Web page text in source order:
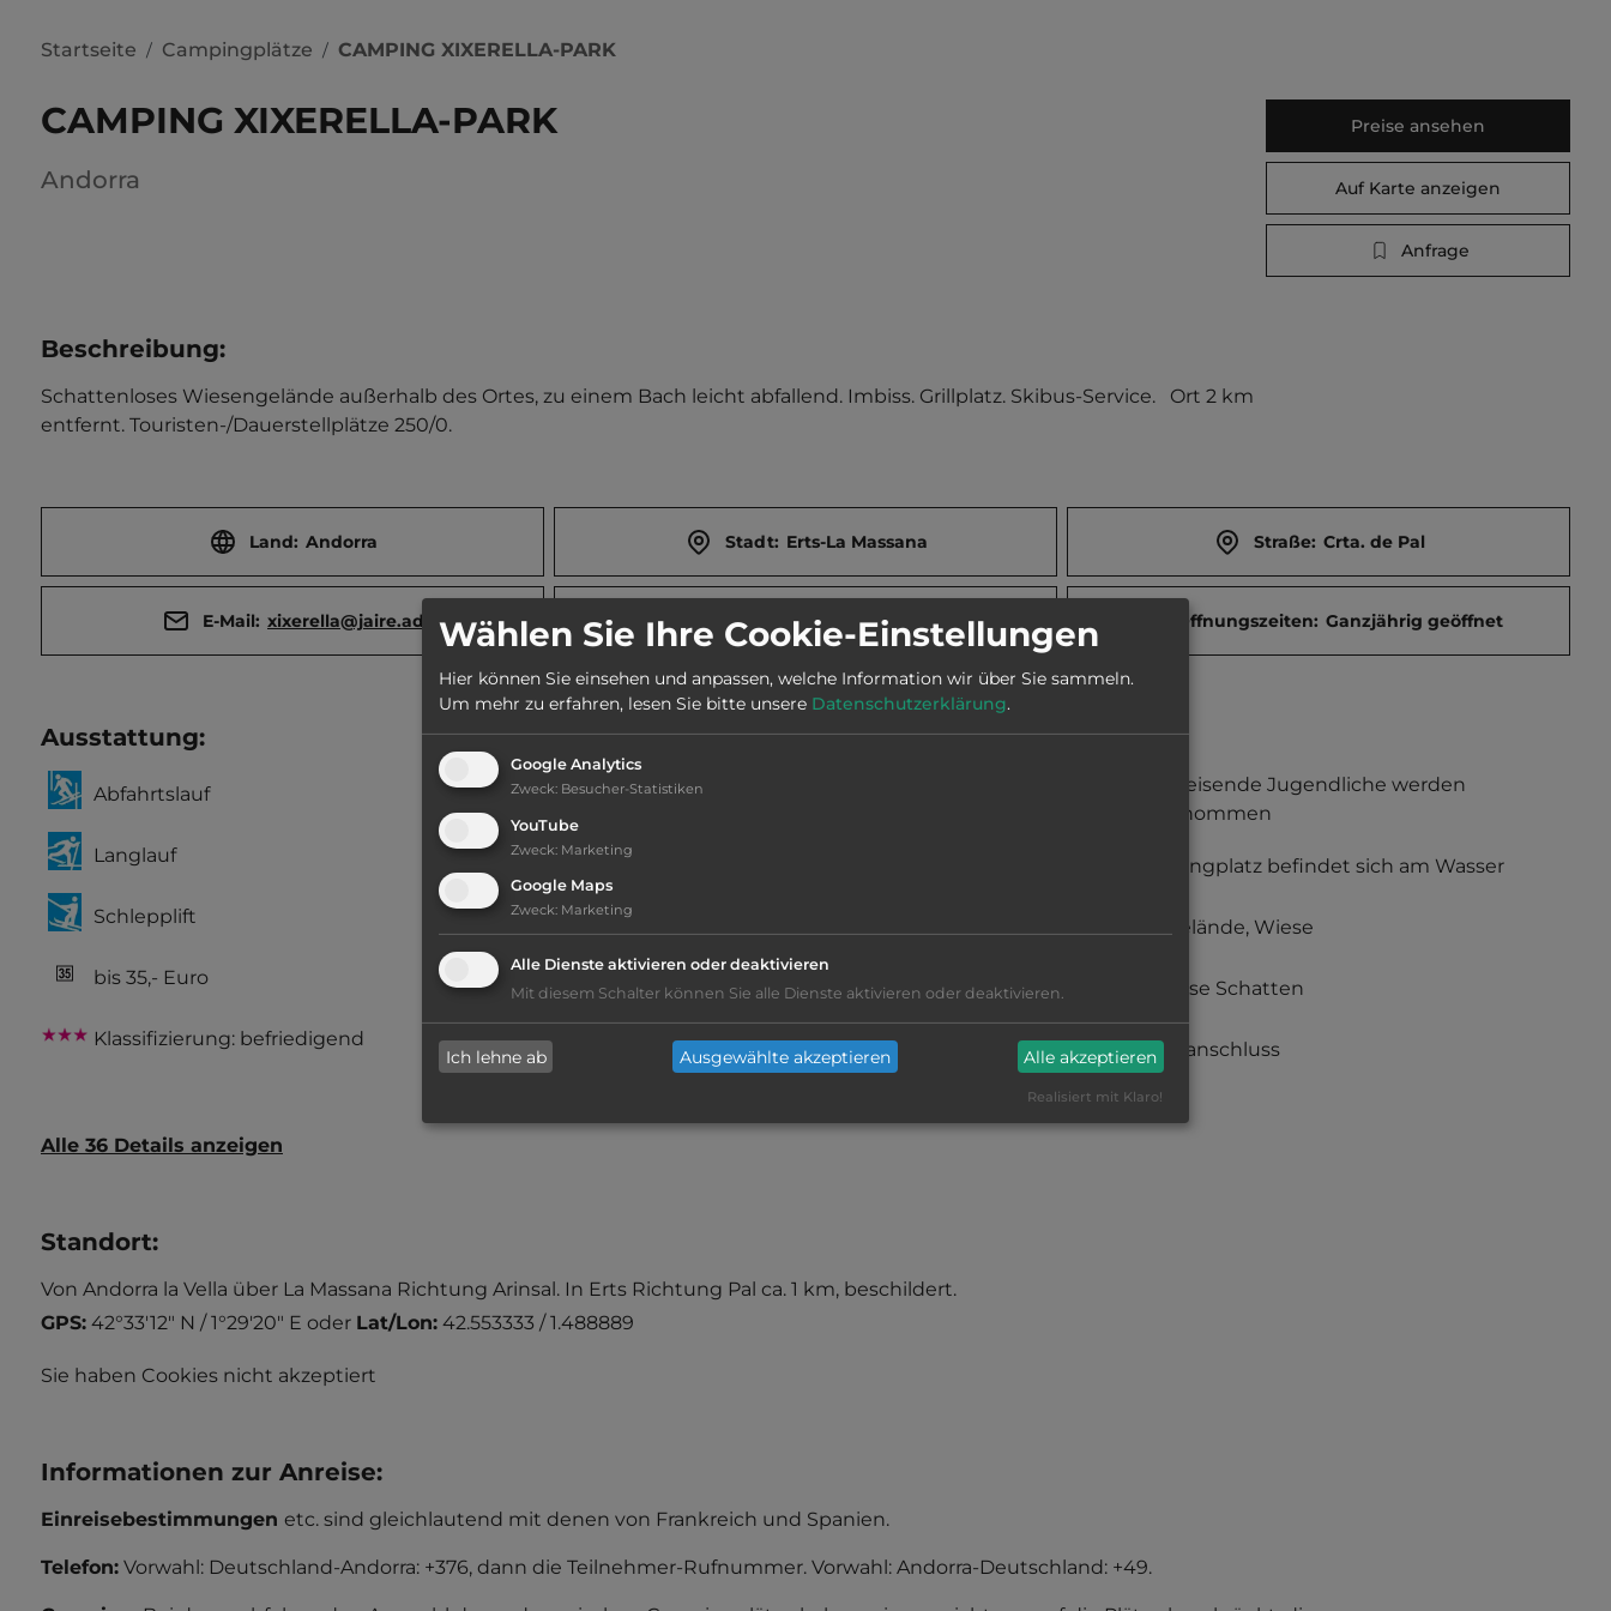
Startseite / Campingplätze / CAMPING XIXERELLA-PARK
CAMPING XIXERELLA-PARK
Andorra
Preise ansehen
Auf Karte anzeigen
Anfrage
Beschreibung:
Schattenloses Wiesengelände außerhalb des Ortes, zu einem Bach leicht abfallend. Imbiss. Grillplatz. Skibus-Service.   Ort 2 km
entfernt. Touristen-/Dauerstellplätze 250/0.
Land: Andorra Stadt: Erts-La Massana Straße: Crta. de Pal
E-Mail: xixerella@jaire.ad Fläche: 52.000m Öffnungszeiten: Ganzjährig geöffnet
Ausstattung:
Abfahrtslauf
Langlauf
Schlepplift
bis 35,- Euro
Klassifizierung: befriedigend
Lage: sehr schön
Platzeinrichtung: befriedigend
Geräuschkulisse: überwiegend ruhig
Hygiene: gut
Service: befriedigend, einige
Annehmlichkeiten fehlen
Alleinreisende Jugendliche werden
aufgenommen
Campingplatz befindet sich am Wasser
Grasgelände, Wiese
teilweise Schatten
Stromanschluss
Alle 36 Details anzeigen
Standort:
Von Andorra la Vella über La Massana Richtung Arinsal. In Erts Richtung Pal ca. 1 km, beschildert.
GPS: 42°33'12" N / 1°29'20" E oder Lat/Lon: 42.553333 / 1.488889
Sie haben Cookies nicht akzeptiert
Informationen zur Anreise:
Einreisebestimmungen etc. sind gleichlautend mit denen von Frankreich und Spanien.
Telefon: Vorwahl: Deutschland-Andorra: +376, dann die Teilnehmer-Rufnummer. Vorwahl: Andorra-Deutschland: +49.
Wählen Sie Ihre Cookie-Einstellungen
Hier können Sie einsehen und anpassen, welche Information wir über Sie sammeln.
Um mehr zu erfahren, lesen Sie bitte unsere Datenschutzerklärung.
Google Analytics
Zweck: Besucher-Statistiken
YouTube
Zweck: Marketing
Google Maps
Zweck: Marketing
Alle Dienste aktivieren oder deaktivieren
Mit diesem Schalter können Sie alle Dienste aktivieren oder deaktivieren.
Ich lehne ab Ausgewählte akzeptieren Alle akzeptieren
Realisiert mit Klaro!